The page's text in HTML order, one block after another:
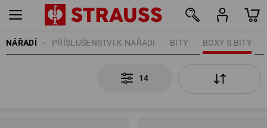
NÁŘADÍ BOXY S BITY
BITY
PŘÍSLUŠENSTVÍ K NÁŘADÍ
14